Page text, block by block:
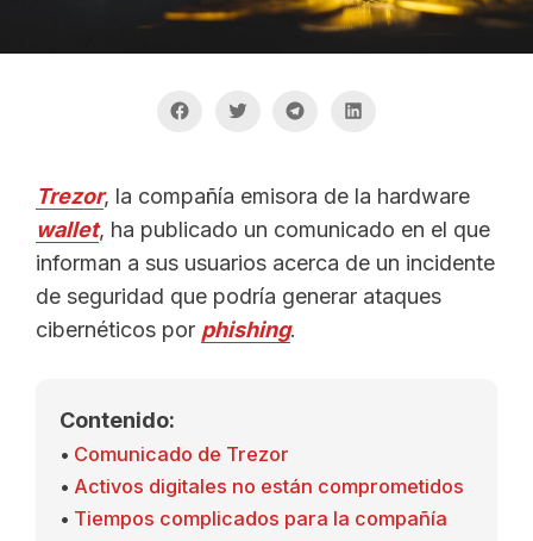
Trezor, la compañía emisora de la hardware
wallet, ha publicado un comunicado en el que
informan a sus usuarios acerca de un incidente
de seguridad que podría generar ataques
cibernéticos por phishing.
Contenido:
Comunicado de Trezor
Activos digitales no están comprometidos
Tiempos complicados para la compañía